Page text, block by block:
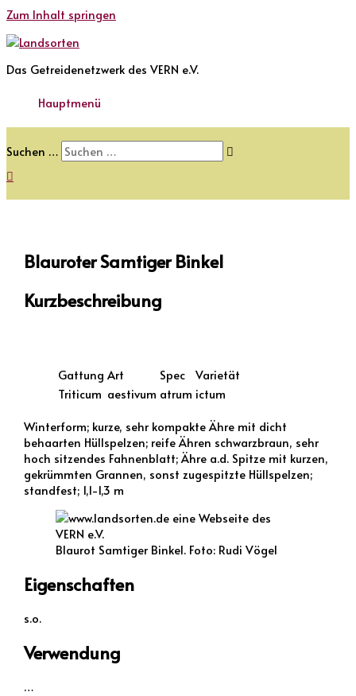
Zum Inhalt springen
Das Getreidenetzwerk des VERN e.V.
Hauptmenü
Suchen …
Blauroter Samtiger Binkel
Kurzbeschreibung
Gattung Art Spec
Varietät
Triticum aestivum atrum ictum
Winterform; kurze, sehr kompakte Ähre mit dicht
behaarten Hüllspelzen; reife Ähren schwarzbraun, sehr
hoch sitzendes Fahnenblatt; Ähre a.d. Spitze mit kurzen,
gekrümmten Grannen, sonst zugespitzte Hüllspelzen;
standfest; 1,1-1,3 m
Blaurot Samtiger Binkel. Foto: Rudi Vögel
Eigenschaften
s.o.
Verwendung
…